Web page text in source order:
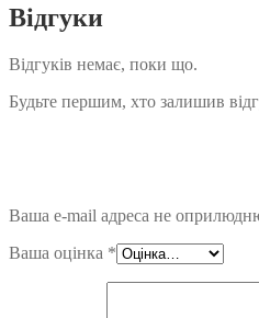
Відгуки
Відгуків немає, поки що.
Будьте першим, хто залишив
Ваша e-mail адреса не
Ваша оцінка *